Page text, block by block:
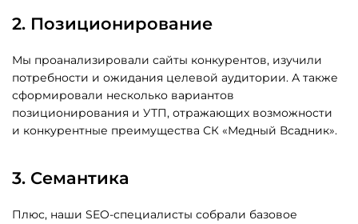
2. Позиционирование
Мы проанализировали сайты конкурентов, изучили
потребности и ожидания целевой аудитории. А также
сформировали несколько вариантов
позиционирования и УТП, отражающих возможности
и конкурентные преимущества СК «Медный Всадник».
3. Семантика
Плюс, наши SEO-специалисты собрали базовое